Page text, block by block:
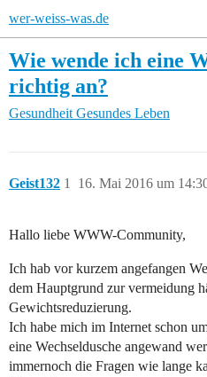
wer-weiss-was.de
Wie wende ich eine
richtig an?
Gesundheit Gesundes Leben
Geist132 16. Mai 2016 um
1
Hallo liebe WWW-Community,
Ich hab vor kurzem angefangen
dem Hauptgrund zur vermeidung
Gewichtsreduzierung.
Ich habe mich im Internet schon
eine Wechseldusche angewand
immernoch die Fragen wie lange